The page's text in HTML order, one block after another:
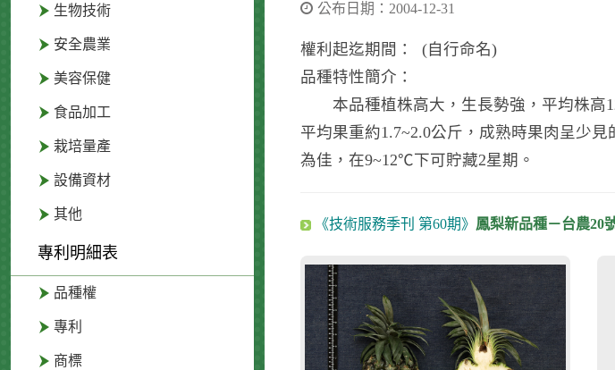
生物技術
安全農業
美容保健
食品加工
栽培量產
設備資材
其他
專利明細表
品種權
專利
商標
公布日期：2004-12-31
權利起迄期間： (自行命名)
品種特性簡介：
本品種植株高大，生長勢強，平均株高
平均果重約1.7~2.0公斤，成熟時果肉呈少
為佳，在9~12℃下可貯藏2星期。
《技術服務季刊 第60期》 鳳梨新品種－台農20